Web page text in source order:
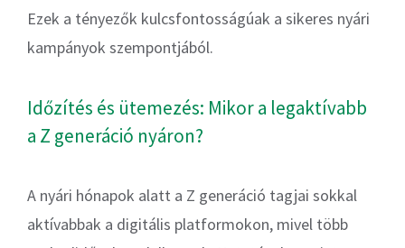
Ezek a tényezők kulcsfontosságúak a sikeres nyári
kampányok szempontjából.
Időzítés és ütemezés: Mikor a legaktívabb
a Z generáció nyáron?
A nyári hónapok alatt a Z generáció tagjai sokkal
aktívabbak a digitális platformokon, mivel több